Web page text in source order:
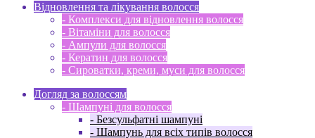
Відновлення та лікування волосся
- Комплекси для відновлення волосся
- Вітаміни для волосся
- Ампули для волосся
- Кератин для волосся
- Сироватки, креми, муси для волосся
Догляд за волоссям
- Шампуні для волосся
- Безсульфатні шампуні
- Шампунь для всіх типів волосся